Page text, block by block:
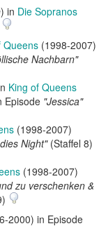
) in Die Sopranos
Queens (1998-2007)
Nachbarn"
King of Queens
Episode "Jessica"
(1998-2007)
Night"(Staffel 8)
(1998-2007)
zu verschenken &
2000) in Episode